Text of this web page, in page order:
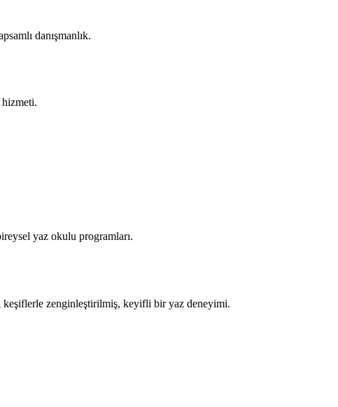
danışmanlık.
yaz okulu programları.
keşiflerle zenginleştirilmiş, keyifli bir yaz deneyimi.